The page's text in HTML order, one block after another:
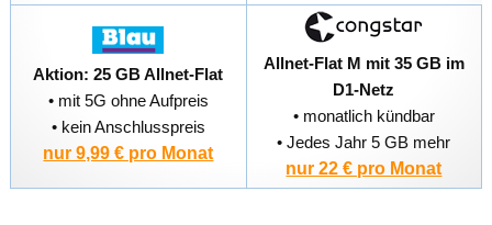
Aktion: 25 GB Allnet-Flat
• mit 5G ohne Aufpreis
• kein Anschlusspreis
nur 9,99 € pro Monat
Allnet-Flat M mit 35 GB im
D1-Netz
• monatlich kündbar
• Jedes Jahr 5 GB mehr
nur 22 € pro Monat